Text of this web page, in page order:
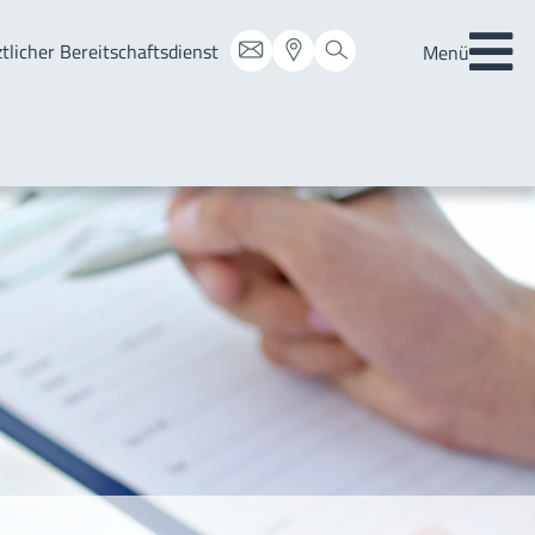
Menü
Bereitschaftsdienst
Über uns
Veranstaltungen
Leitbild
Ethikkomitee
Ansprechpartner
Kooperationspartner